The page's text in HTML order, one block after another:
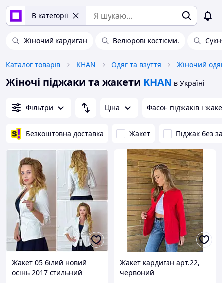
В категорії
Жіночий кардиган Велюрові костюми.
Каталог товарів KHAN Одяг та взуття Жіночий
Жіночі піджаки та жакети KHAN в Україні
Фільтри Ціна Фасон піджаків і
Безкоштовна доставка Жакет Піджак без
Жакет 05 білий новий
осінь 2017 стильний
Жакет кардиган арт.22,
червоний